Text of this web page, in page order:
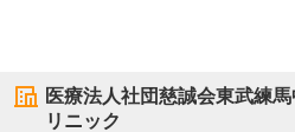
医療法人社団慈誠会東武練
リニック